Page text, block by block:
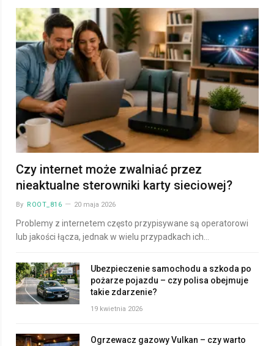
Czy internet może zwalniać przez
nieaktualne sterowniki karty sieciowej?
By ROOT_816 20 maja 2026
Problemy z internetem często przypisywane są operatorowi
lub jakości łącza, jednak w wielu przypadkach ich…
Ubezpieczenie samochodu a szkoda po
pożarze pojazdu – czy polisa obejmuje
takie zdarzenie?
19 kwietnia 2026
Ogrzewacz gazowy Vulkan – czy warto